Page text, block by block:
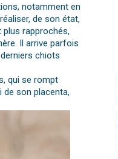
notamment en
de son état,
rapprochés,
Il arrive parfois
chiots
qui se rompt
de son placenta,